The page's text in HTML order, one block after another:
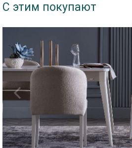
С этим покупают